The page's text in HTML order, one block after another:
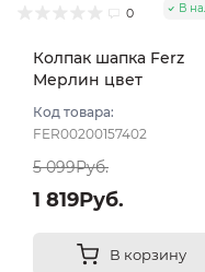
0 В
Колпак шапка Ferz
Мерлин цвет
Код товара:
FER00200157402
5 099Руб.
1 819Руб.
В корзину